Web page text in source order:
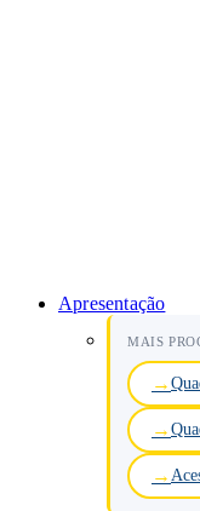
Apresentação
MAIS